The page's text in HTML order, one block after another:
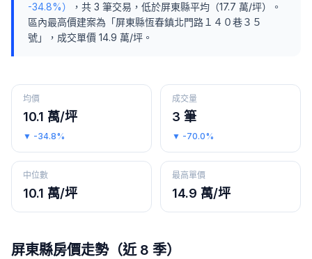
-34.8%） ，共 3 筆交易 ， 低於屏東縣平均（17.7 萬/坪）
。
區內最高價建案為「屏東縣恆春鎮北門路１４０巷３５
號」，成交單價 14.9 萬/坪。
均價
10.1 萬/坪
▼ -34.8%
成交量
3 筆
▼ -70.0%
中位數
10.1 萬/坪
最高單價
14.9 萬/坪
屏東縣房價走勢（近 8 季）